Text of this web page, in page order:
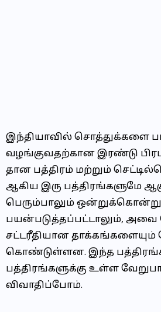
இந்தியாவில் சொத்துக்களை
வழங்குவதற்கான இரண்டு
தான பத்திரம் மற்றும்
ஆகிய இரு பத்திரங்களுமே
பெரும்பாலும்
பயன்படுத்தப்பட்டாலும்,
சட்டரீதியான
கொண்டுள்ளன. இந்த
பத்திரங்களுக்கு உள்ள
விவாதிப்போம்.